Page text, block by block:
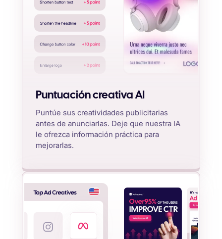
Puntuación creativa AI
Puntúe sus creatividades publicitarias
antes de anunciarlas. Deje que nuestra IA
le ofrezca información práctica para
mejorarlas.